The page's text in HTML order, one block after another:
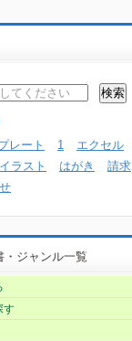
レート 1 エクセル
イラスト はがき
請求
・ジャンル一覧
す